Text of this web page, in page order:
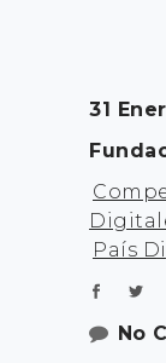
31
País
No